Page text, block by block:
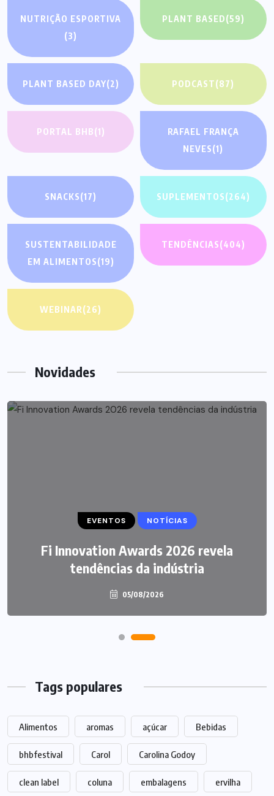
NUTRIÇÃO ESPORTIVA
(3)
PLANT BASED(59)
PLANT BASED DAY(2) PODCAST(87)
PORTAL BHB(1)
RAFAEL FRANÇA
NEVES(1)
SNACKS(17) SUPLEMENTOS(264)
SUSTENTABILIDADE
EM ALIMENTOS(19)
TENDÊNCIAS(404)
WEBINAR(26)
Novidades
EVENTOS NOTÍCIAS
Fi Innovation Awards 2026 revela
tendências da indústria
05/08/2026
NEGÓCIOS
P&G anuncia aquisição da Thorne por
US$ 3,8 bilhões
05/08/2026
Tags populares
Alimentos aromas açúcar Bebidas
bhbfestival Carol Carolina Godoy
clean label coluna embalagens ervilha